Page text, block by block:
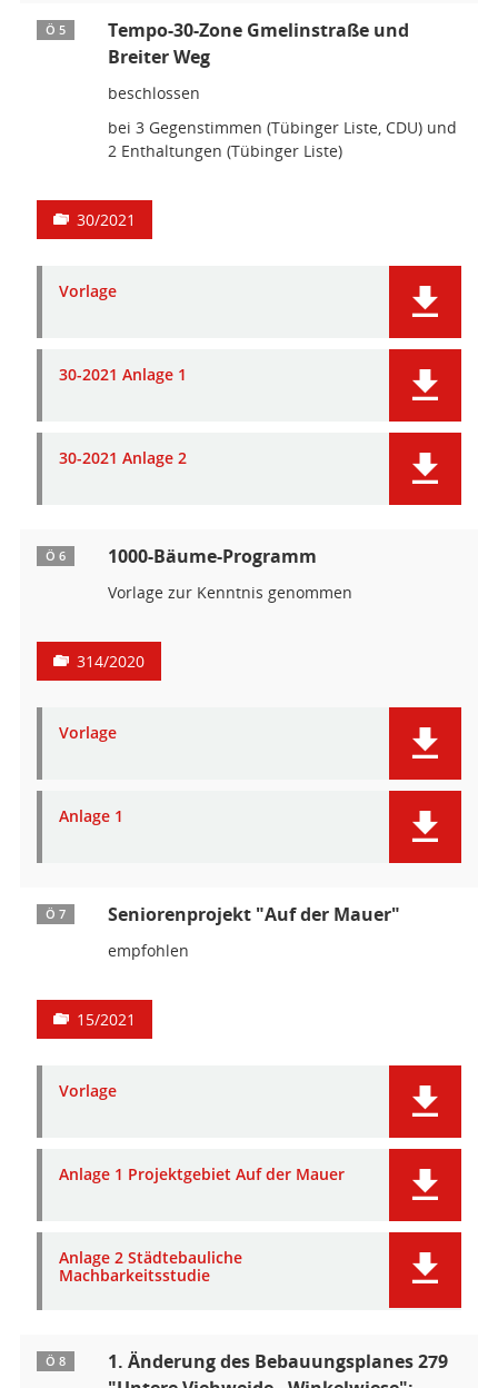
Ö 5
Tempo-30-Zone Gmelinstraße und
Breiter Weg
beschlossen
bei 3 Gegenstimmen (Tübinger Liste, CDU) und
2 Enthaltungen (Tübinger Liste)
30/2021
Vorlage
30-2021 Anlage 1
30-2021 Anlage 2
Ö 6 1000-Bäume-Programm
Vorlage zur Kenntnis genommen
314/2020
Vorlage
Anlage 1
Ö 7 Seniorenprojekt "Auf der Mauer"
empfohlen
15/2021
Vorlage
Anlage 1 Projektgebiet Auf der Mauer
Anlage 2 Städtebauliche
Machbarkeitsstudie
Ö 8
1. Änderung des Bebauungsplanes 279